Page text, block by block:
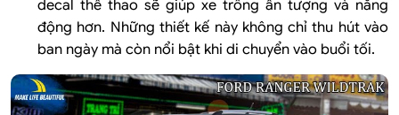
decal thể thao sẽ giúp xe trông ấn tượng và năng
động hơn. Những thiết kế này không chỉ thu hút vào
ban ngày mà còn nổi bật khi di chuyển vào buổi tối.